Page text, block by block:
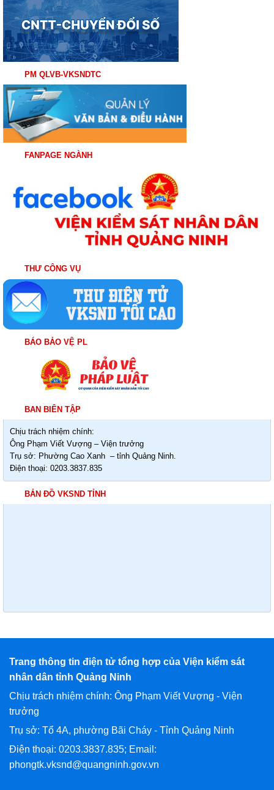
PM QLVB-VKSNDTC
FANPAGE NGÀNH
THƯ CÔNG VỤ
BÁO BẢO VỆ PL
BAN BIÊN TẬP
Chịu trách nhiệm chính:
Ông Phạm Viết Vượng – Viện trưởng
Trụ sở: Phường Cao Xanh – tỉnh Quảng Ninh.
Điện thoại: 0203.3837.835
BẢN ĐỒ VKSND TỈNH
Trang thông tin điện tử tổng hợp của Viện kiểm sát
nhân dân tỉnh Quảng Ninh
Chịu trách nhiệm chính: Ông Phạm Viết Vượng - Viện
trưởng
Trụ sở: Tổ 4A, phường Bãi Cháy - Tỉnh Quảng Ninh
Điện thoại: 0203.3837.835; Email:
phongtk.vksnd@quangninh.gov.vn